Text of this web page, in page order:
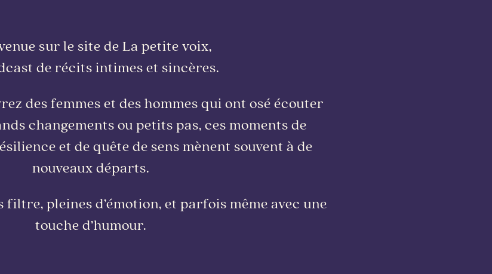
sur le site de La petite voix,
de récits intimes et sincères.
des femmes et des hommes qui ont osé écouter
changements ou petits pas, ces moments de
et de quête de sens mènent souvent à de
nouveaux départs.
filtre, pleines d’émotion, et parfois même avec une
touche d’humour.